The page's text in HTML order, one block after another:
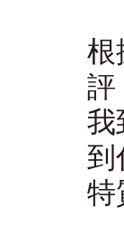
根
評
我
到
特